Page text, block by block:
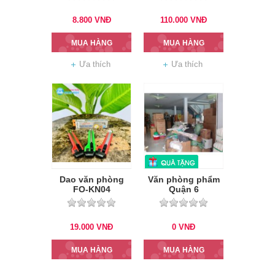
8.800 VNĐ
MUA HÀNG
Ưa thích
110.000 VNĐ
MUA HÀNG
Ưa thích
Dao văn phòng
FO-KN04
19.000 VNĐ
MUA HÀNG
Văn phòng phẩm
Quận 6
0 VNĐ
MUA HÀNG